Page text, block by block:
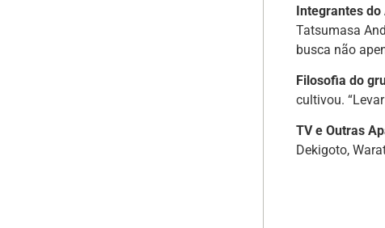
Integrantes do
Tatsumasa
busca não
Filosofia do
cultivou.
TV e Outras
Dekigoto,